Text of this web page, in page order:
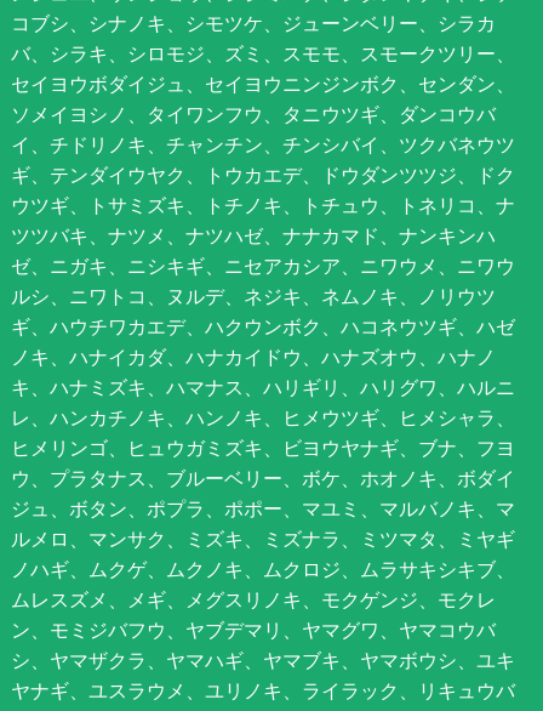
コブシ、シナノキ、シモツケ、ジューンベリー、シラカ
バ、シラキ、シロモジ、ズミ、スモモ、スモークツリー、
セイヨウボダイジュ、セイヨウニンジンボク、センダン、
ソメイヨシノ、タイワンフウ、タニウツギ、ダンコウバ
イ、チドリノキ、チャンチン、チンシバイ、ツクバネウツ
ギ、テンダイウヤク、トウカエデ、ドウダンツツジ、ドク
ウツギ、トサミズキ、トチノキ、トチュウ、トネリコ、ナ
ツツバキ、ナツメ、ナツハゼ、ナナカマド、ナンキンハ
ゼ、ニガキ、ニシキギ、ニセアカシア、ニワウメ、ニワウ
ルシ、ニワトコ、ヌルデ、ネジキ、ネムノキ、ノリウツ
ギ、ハウチワカエデ、ハクウンボク、ハコネウツギ、ハゼ
ノキ、ハナイカダ、ハナカイドウ、ハナズオウ、ハナノ
キ、ハナミズキ、ハマナス、ハリギリ、ハリグワ、ハルニ
レ、ハンカチノキ、ハンノキ、ヒメウツギ、ヒメシャラ、
ヒメリンゴ、ヒュウガミズキ、ビヨウヤナギ、ブナ、フヨ
ウ、プラタナス、ブルーベリー、ボケ、ホオノキ、ボダイ
ジュ、ボタン、ポプラ、ポポー、マユミ、マルバノキ、マ
ルメロ、マンサク、ミズキ、ミズナラ、ミツマタ、ミヤギ
ノハギ、ムクゲ、ムクノキ、ムクロジ、ムラサキシキブ、
ムレスズメ、メギ、メグスリノキ、モクゲンジ、モクレ
ン、モミジバフウ、ヤブデマリ、ヤマグワ、ヤマコウバ
シ、ヤマザクラ、ヤマハギ、ヤマブキ、ヤマボウシ、ユキ
ヤナギ、ユスラウメ、ユリノキ、ライラック、リキュウバ